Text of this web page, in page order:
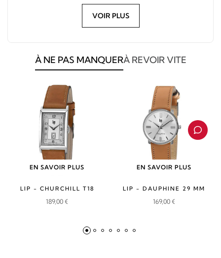
VOIR PLUS
À NE PAS MANQUERÀ REVOIR VITE
EN SAVOIR PLUS
LIP - CHURCHILL T18
189,00€
EN SAVOIR PLUS
LIP - DAUPHINE 29 MM
169,00€